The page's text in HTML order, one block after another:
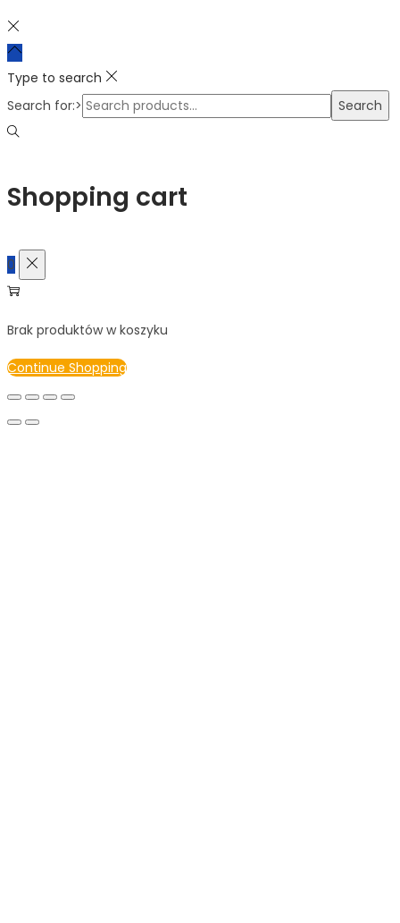
Type to search
Search for:>
Search
Shopping cart
0
Brak produktów w koszyku
Continue Shopping